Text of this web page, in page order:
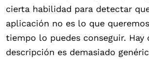
cierta habilidad para detectar
aplicación no es lo que
tiempo lo puedes conseguir. Hay
descripción es demasiado